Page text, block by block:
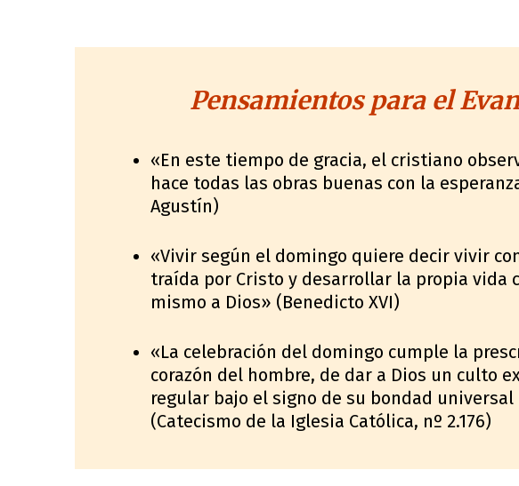
Pensamientos para el
«En este tiempo de gracia, el cristiano
hace todas las obras buenas con la
Agustín)
«Vivir según el domingo quiere decir vivir
traída por Cristo y desarrollar la propia vida
mismo a Dios» (Benedicto XVI)
«La celebración del domingo cumple la
corazón del hombre, de dar a Dios un culto
regular bajo el signo de su bondad
(Catecismo de la Iglesia Católica, nº 2.176)